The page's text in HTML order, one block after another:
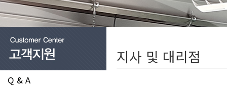
Q & A
지사 및 대리점